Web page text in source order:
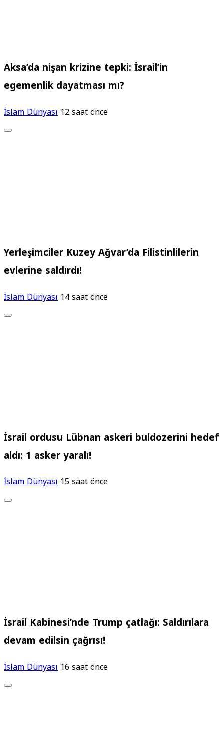
Aksa’da nişan krizine tepki: İsrail’in
egemenlik dayatması mı?
İslam Dünyası 12 saat önce
Yerleşimciler Kuzey Ağvar’da Filistinlilerin
evlerine saldırdı!
İslam Dünyası 14 saat önce
İsrail ordusu Lübnan askeri buldozerini hedef
aldı: 1 asker yaralı!
İslam Dünyası 15 saat önce
İsrail Kabinesi’nde Trump çatlağı: Saldırılara
devam edilsin çağrısı!
İslam Dünyası 16 saat önce